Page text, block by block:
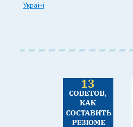
Україні